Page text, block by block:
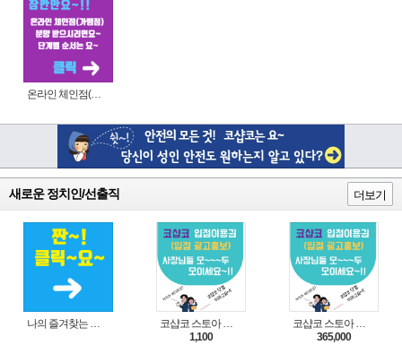
온라인 체인점(가맹점) 분양순서(필독)
새로운 정치인/선출직 더보기
1,100
365,000